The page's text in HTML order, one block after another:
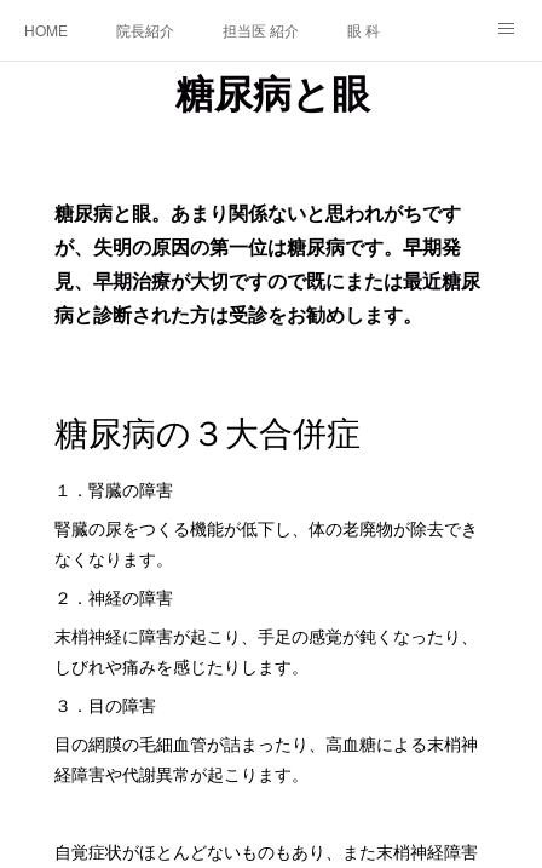
HOME 院長紹介 担当医 紹介 眼 科
糖尿病と眼 糖尿病内科
糖尿病と眼
糖尿病と眼。あまり関係ないと思われがちです
が、失明の原因の第一位は糖尿病です。早期発
見、早期治療が大切ですので既にまたは最近糖尿
病と診断された方は受診をお勧めします。
糖尿病の３大合併症
１．腎臓の障害
腎臓の尿をつくる機能が低下し、体の老廃物が除去でき
なくなります。
２．神経の障害
末梢神経に障害が起こり、手足の感覚が鈍くなったり、
しびれや痛みを感じたりします。
３．目の障害
目の網膜の毛細血管が詰まったり、高血糖による末梢神
経障害や代謝異常が起こります。
自覚症状がほとんどないものもあり、また末梢神経障害